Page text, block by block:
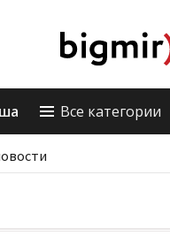
Все категории